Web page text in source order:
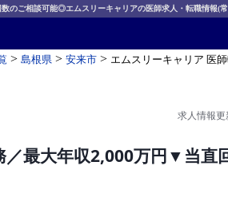
のご相談可能◎エムスリーキャリアの医師求人・転職情報(
> 島根県 > 安来市 > エムスリーキャリア 医
求人情報
最大年収2,000万円▼当直